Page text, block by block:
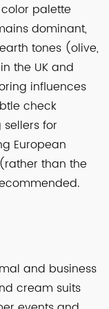
palette
dominant,
tones (olive,
the UK and
influences
check
for
European
than the
and business
cream suits